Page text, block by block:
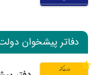
دفاتر پیشخوان